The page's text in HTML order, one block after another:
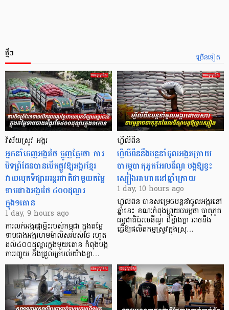
ច្រើនទៀត
ថ្មីៗ
វិស័យស្រូវ អង្ករ
អ្នកនាំចេញអង្ករថៃ ត្អូញត្អែរថា ការ
បិទព្រំដែនបានបើកផ្លូវឱ្យអង្ករខ្មែរ
វាយលុកទីផ្សារអន្តរជាតិជាមួយតម្លៃ
ទាបជាងអង្ករថៃ ៤០០ដុល្លារ
ក្នុង១តោន
1 day, 9 hours ago
ការលក់អង្ករផ្កាម្លិះរបស់កម្ពុជា ក្នុងតម្លៃ
ទាបជាងអង្ករហមម៉ាលិសរបស់ថៃ រហូត
ដល់៤០០ដុល្លារក្នុងមួយតោន កំពុងបង្ក
ការរញ្ជួយ និងជ្រួលច្របល់យ៉ាងខ្លា…
ហ្វីលីពីន
ហ្វីលីពីននឹងបន្តនាំចូលអង្ករក្រោយ
បារម្ភបាតុភូតអែលនីណូ បង្កឱ្យខ្វះ
ស្បៀងអាហារនៅឆ្នាំក្រោយ
1 day, 10 hours ago
ហ្វីលីពីន បាន​សម្រេចបន្តនាំចូលអង្ករនៅ
ឆ្នាំនេះ ខណៈកំពុងព្រួយបារម្ភថា បាតុភូត
ធម្មជាតិអែលនីណូ ដ៏ខ្លាំងក្លា​ អាចនឹង
ធ្វើឱ្យផលិតកម្មស្រូវក្នុងស្រុ…